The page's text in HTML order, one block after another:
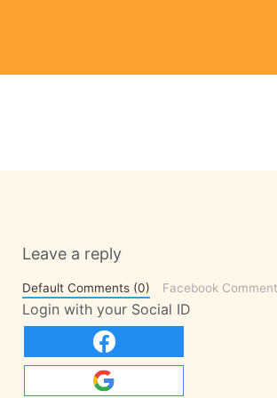
Leave a reply
Default Comments (0) Facebook
Login with your Social ID